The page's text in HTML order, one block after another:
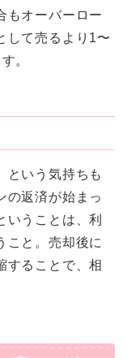
もオーバーロー
して売るより1〜
。
という気持ちも
の返済が始まっ
いうことは、利
こと。売却後に
することで、相